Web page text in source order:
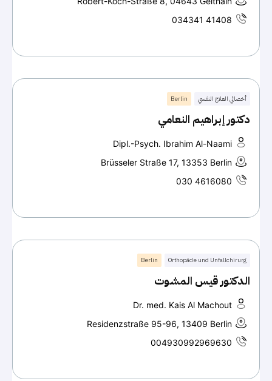
034341 41408
أخصائي العلاج النفسي Berlin
دكتور إبراهيم النعامي
Dipl.-Psych. Ibrahim Al-Naami
Brüsseler Straße 17, 13353 Berlin
030 4616080
Orthopäde und Unfallchirurg
Berlin
الدكتور قيس المشوت
Dr. med. Kais Al Machout
Residenzstraße 95-96, 13409 Berlin
004930992969630